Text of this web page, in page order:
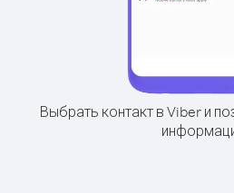
Выбрать контакт в Viber и